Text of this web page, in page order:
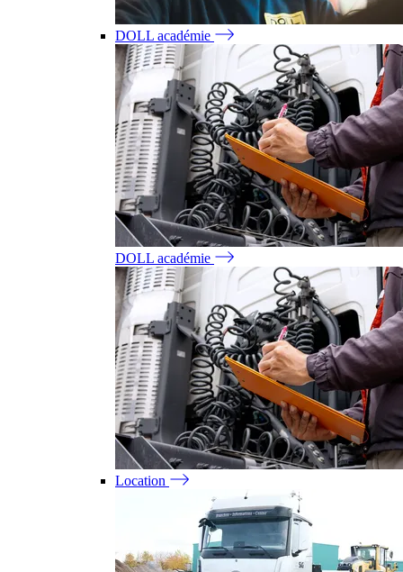
DOLL académie
DOLL académie
Location